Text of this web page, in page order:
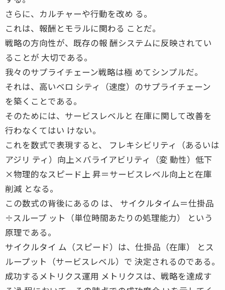
さらに、カルチャーや行動を改め る。
これは、報酬とモラルに関わる ことだ。
戦略の方向性が、既存の報 酬システムに反映されてい
ることが 大切である。
我々のサプライチェーン戦略は極 めてシンプルだ。
それは、高いベロ シティ（速度）のサプライチェーン
を築くことである。
そのためには、サービスレベルと 在庫に関して改善を
行わなくてはい けない。
これを数式で表現すると、 フレキシビリティ（あるいは
アジリ ティ）向上×バライアビリティ（変 動性）低下
×物理的なスピード上 昇＝サービスレベル向上と在庫
削減 となる。
この数式の背後にあるの は、 サイクルタイム＝仕掛品
÷スループ ット（単位時間あたりの処理能力） という
原理である。
サイクルタイ ム（スピード）は、仕掛品（在庫） とス
ループット（サービスレベル）で 決定されるのである。
成功するメトリクス運用 メトリクスは、戦略を達成す